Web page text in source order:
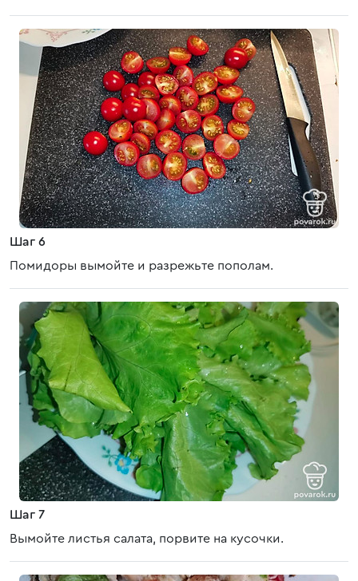
Шаг 6
Помидоры вымойте и разрежьте пополам.
Шаг 7
Вымойте листья салата, порвите на кусочки.